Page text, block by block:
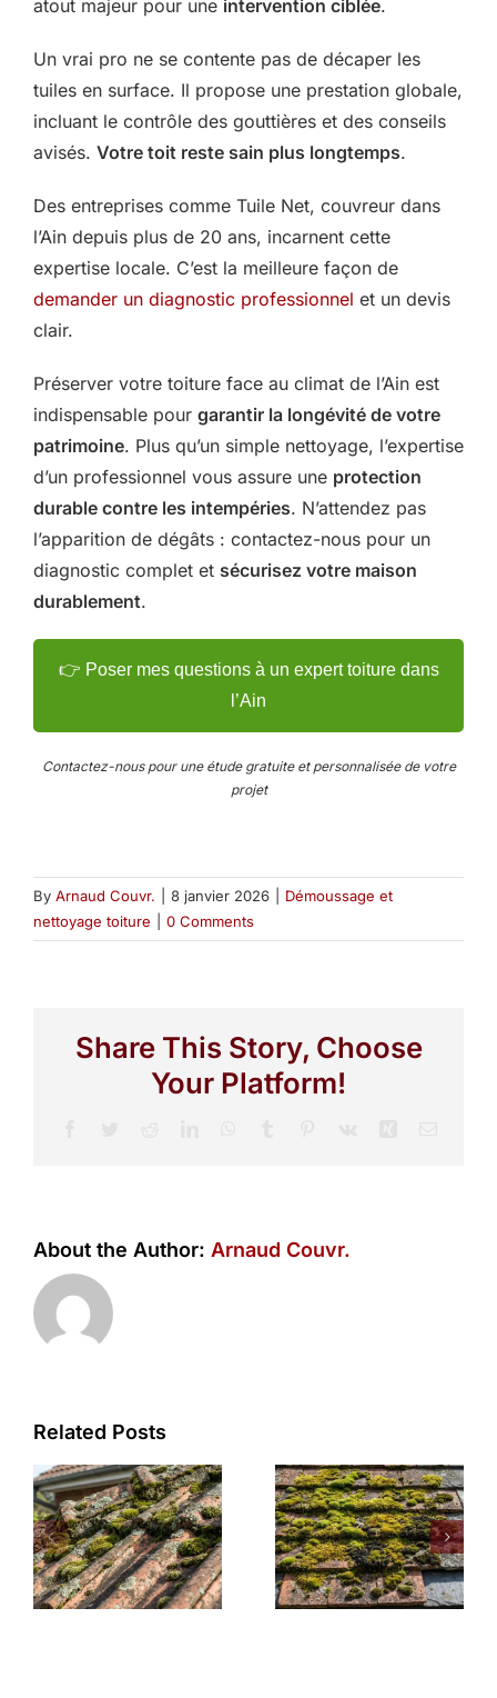
atout majeur pour une intervention ciblée.
Un vrai pro ne se contente pas de décaper les
tuiles en surface. Il propose une prestation globale,
incluant le contrôle des gouttières et des conseils
avisés. Votre toit reste sain plus longtemps.
Des entreprises comme Tuile Net, couvreur dans
l’Ain depuis plus de 20 ans, incarnent cette
expertise locale. C’est la meilleure façon de
demander un diagnostic professionnel et un devis
clair.
Préserver votre toiture face au climat de l’Ain est
indispensable pour garantir la longévité de votre
patrimoine. Plus qu’un simple nettoyage, l’expertise
d’un professionnel vous assure une protection
durable contre les intempéries. N’attendez pas
l’apparition de dégâts : contactez-nous pour un
diagnostic complet et sécurisez votre maison
durablement.
👉 Poser mes questions à un expert toiture dans
l’Ain
Contactez-nous pour une étude gratuite et personnalisée de votre
projet
By Arnaud Couvr. 8 janvier 2026
Démoussage et
nettoyage toiture
0 Comments
Share This Story, Choose
Your Platform!
About the Author: Arnaud Couvr.
Related Posts